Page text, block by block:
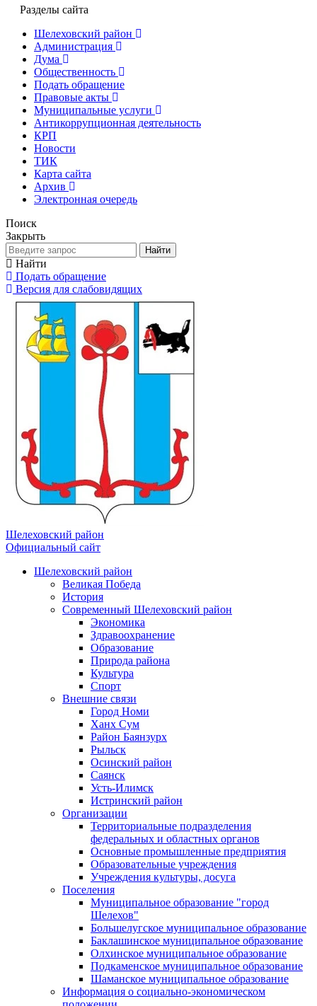
Разделы сайта
Шелеховский район
Администрация
Дума
Общественность
Подать обращение
Правовые акты
Муниципальные услуги
Антикоррупционная деятельность
КРП
Новости
ТИК
Карта сайта
Архив
Электронная очередь
Поиск
Закрыть
Найти
Найти
Подать обращение
Версия для слабовидящих
Шелеховский район
Официальный сайт
Шелеховский район
Великая Победа
История
Современный Шелеховский район
Экономика
Здравоохранение
Образование
Природа района
Культура
Спорт
Внешние связи
Город Номи
Ханх Сум
Район Баянзурх
Рыльск
Осинский район
Саянск
Усть-Илимск
Истринский район
Организации
Территориальные подразделения
федеральных и областных органов
Основные промышленные предприятия
Образовательные учреждения
Учреждения культуры, досуга
Поселения
Муниципальное образование "город
Шелехов"
Большелугское муниципальное образование
Баклашинское муниципальное образование
Олхинское муниципальное образование
Подкаменское муниципальное образование
Шаманское муниципальное образование
Информация о социально-экономическом